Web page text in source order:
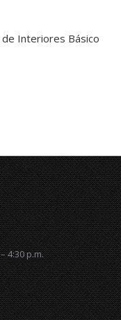
de Interiores Básico
4:30 p.m.